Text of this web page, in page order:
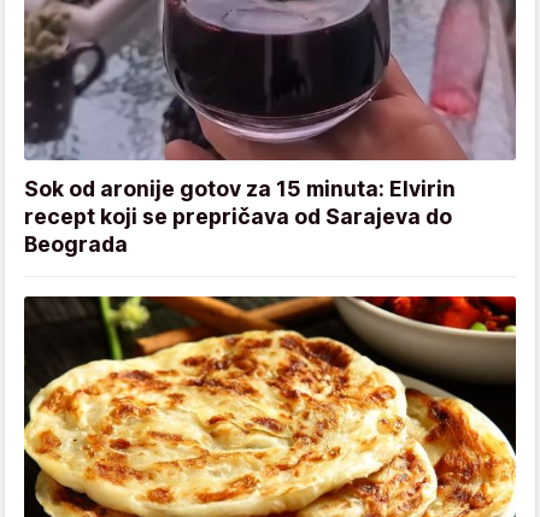
Sok od aronije gotov za 15 minuta: Elvirin
recept koji se prepričava od Sarajeva do
Beograda